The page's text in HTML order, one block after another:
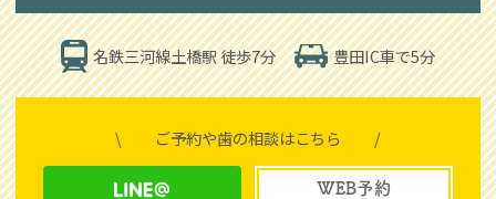
名鉄三河線土橋駅 徒歩7分 豊田IC車で5分
\ ご予約や歯の相談はこちら /
WEB予約